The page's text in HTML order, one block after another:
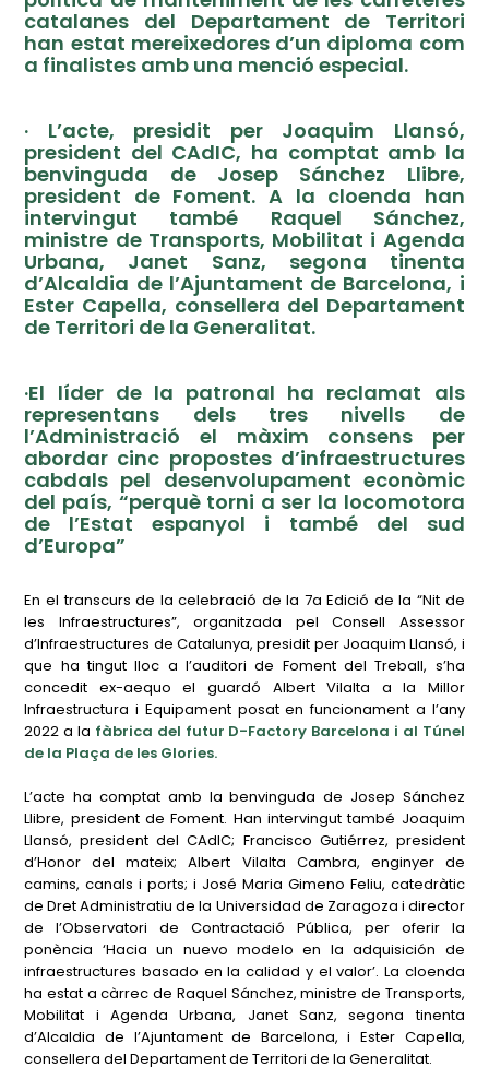
catalanes del Departament de Territori
han estat mereixedores d’un diploma com
a finalistes amb una menció especial.
· L’acte, presidit per Joaquim Llansó,
president del CAdIC, ha comptat amb la
benvinguda de Josep Sánchez Llibre,
president de Foment. A la cloenda han
intervingut també Raquel Sánchez,
ministre de Transports, Mobilitat i Agenda
Urbana, Janet Sanz, segona tinenta
d’Alcaldia de l’Ajuntament de Barcelona, i
Ester Capella, consellera del Departament
de Territori de la Generalitat.
·El líder de la patronal ha reclamat als
representans dels tres nivells de
l’Administració el màxim consens per
abordar cinc propostes d’infraestructures
cabdals pel desenvolupament econòmic
del país, “perquè torni a ser la locomotora
de l’Estat espanyol i també del sud
d’Europa”
En el transcurs de la celebració de la 7a Edició de la “Nit de
les Infraestructures”, organitzada pel Consell Assessor
d’Infraestructures de Catalunya, presidit per Joaquim Llansó, i
que ha tingut lloc a l’auditori de Foment del Treball, s’ha
concedit ex-aequo el guardó Albert Vilalta a la Millor
Infraestructura i Equipament posat en funcionament a l’any
2022 a la fàbrica del futur D-Factory Barcelona i al Túnel
de la Plaça de les Glories.
L’acte ha comptat amb la benvinguda de Josep Sánchez
Llibre, president de Foment. Han intervingut també Joaquim
Llansó, president del CAdIC; Francisco Gutiérrez, president
d’Honor del mateix; Albert Vilalta Cambra, enginyer de
camins, canals i ports; i José Maria Gimeno Feliu, catedràtic
de Dret Administratiu de la Universidad de Zaragoza i director
de l’Observatori de Contractació Pública, per oferir la
ponència ‘Hacia un nuevo modelo en la adquisición de
infraestructures basado en la calidad y el valor’. La cloenda
ha estat a càrrec de Raquel Sánchez, ministre de Transports,
Mobilitat i Agenda Urbana, Janet Sanz, segona tinenta
d’Alcaldia de l’Ajuntament de Barcelona, i Ester Capella,
consellera del Departament de Territori de la Generalitat.